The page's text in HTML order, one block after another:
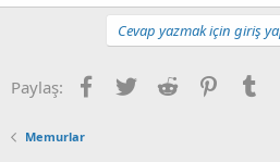
Cevap yazmak için giriş
Paylaş: Facebook
TwitterReddit
Memurlar